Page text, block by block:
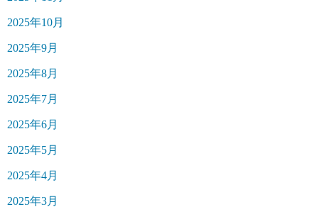
2025年10月
2025年9月
2025年8月
2025年7月
2025年6月
2025年5月
2025年4月
2025年3月